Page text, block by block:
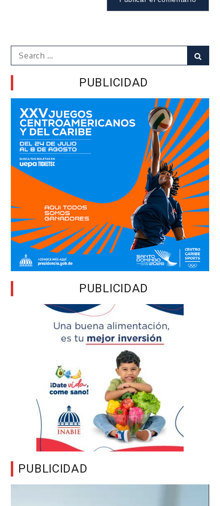
Search
for:
PUBLICIDAD
PUBLICIDAD
PUBLICIDAD